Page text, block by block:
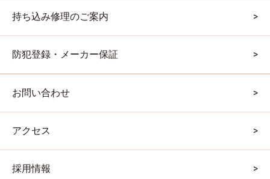
持ち込み修理のご案内
防犯登録・メーカー保証
お問い合わせ
アクセス
採用情報